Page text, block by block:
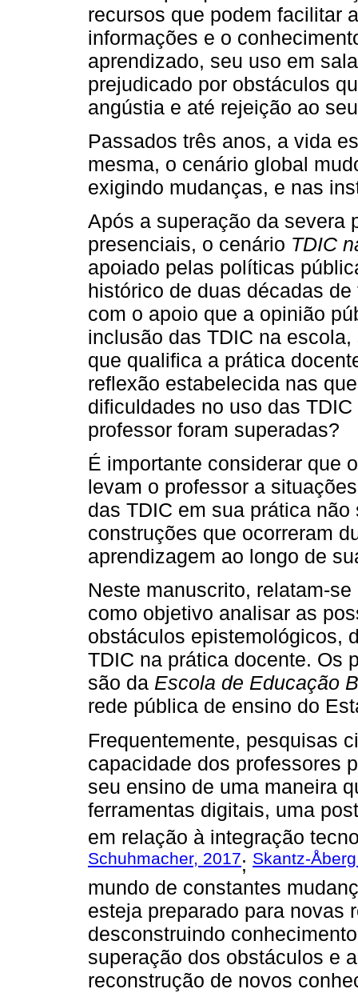
recursos que podem facilitar
informações e o
aprendizado, seu uso em
prejudicado por obstáculos
angústia e até rejeição ao
Passados três anos, a vida
mesma, o cenário global
exigindo mudanças, e nas
Após a superação da severa
presenciais, o cenário TDIC
apoiado pelas políticas
histórico de duas décadas
com o apoio que a opinião
inclusão das TDIC na
que qualifica a prática
reflexão estabelecida nas
dificuldades no uso das
professor foram superadas?
É importante considerar que
levam o professor a
das TDIC em sua prática
construções que ocorreram
aprendizagem ao longo de
Neste manuscrito, relatam-
como objetivo analisar as
obstáculos epistemológicos,
TDIC na prática docente. Os
são da Escola de Educação
rede pública de ensino do
Frequentemente, pesquisas
capacidade dos professores
seu ensino de uma maneira
ferramentas digitais, uma
em relação à integração
Schuhmacher, 2017; Skantz-
mundo de constantes
esteja preparado para novas
desconstruindo
superação dos obstáculos e
reconstrução de novos